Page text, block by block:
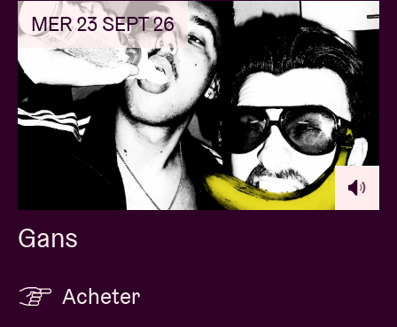
MER 23 SEPT 26
Gans
Acheter